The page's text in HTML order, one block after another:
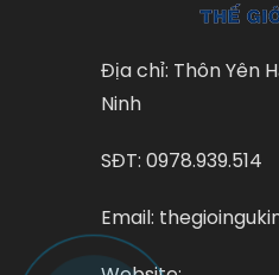
Địa chỉ: Thôn Yên
Ninh
SĐT: 0978.939.514
Email: